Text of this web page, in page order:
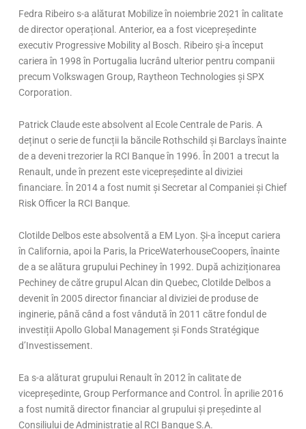
Fedra Ribeiro s-a alăturat Mobilize în noiembrie 2021 în calitate
de director operațional. Anterior, ea a fost vicepreședinte
executiv Progressive Mobility al Bosch. Ribeiro și-a început
cariera în 1998 în Portugalia lucrând ulterior pentru companii
precum Volkswagen Group, Raytheon Technologies și SPX
Corporation.
Patrick Claude este absolvent al Ecole Centrale de Paris. A
deținut o serie de funcții la băncile Rothschild și Barclays înainte
de a deveni trezorier la RCI Banque în 1996. În 2001 a trecut la
Renault, unde în prezent este vicepreședinte al diviziei
financiare. În 2014 a fost numit și Secretar al Companiei și Chief
Risk Officer la RCI Banque.
Clotilde Delbos este absolventă a EM Lyon. Și-a început cariera
în California, apoi la Paris, la PriceWaterhouseCoopers, înainte
de a se alătura grupului Pechiney în 1992. După achiziționarea
Pechiney de către grupul Alcan din Quebec, Clotilde Delbos a
devenit în 2005 director financiar al diviziei de produse de
inginerie, până când a fost vândută în 2011 către fondul de
investiții Apollo Global Management și Fonds Stratégique
d’Investissement.
Ea s-a alăturat grupului Renault în 2012 în calitate de
vicepreședinte, Group Performance and Control. În aprilie 2016
a fost numită director financiar al grupului și președinte al
Consiliului de Administrație al RCI Banque S.A.